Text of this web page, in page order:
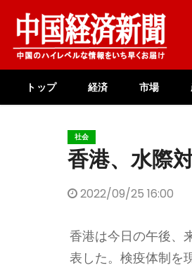
content
トップ 経済 市場
社会
香港、水際
2022/09/25 16:00
香港は今日の午後、
表した。検疫体制を